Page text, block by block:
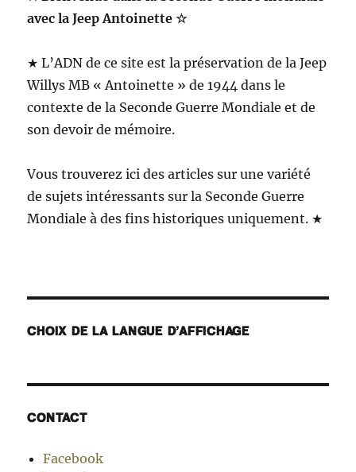
avec la Jeep Antoinette ☆
★ L’ADN de ce site est la préservation de la Jeep
Willys MB « Antoinette » de 1944 dans le
contexte de la Seconde Guerre Mondiale et de
son devoir de mémoire.
Vous trouverez ici des articles sur une variété
de sujets intéressants sur la Seconde Guerre
Mondiale à des fins historiques uniquement. ★
CHOIX DE LA LANGUE D’AFFICHAGE
CONTACT
Facebook